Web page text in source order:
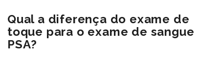
Qual a diferença do exame de
toque para o exame de sangue
PSA?